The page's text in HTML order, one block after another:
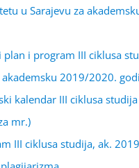
u Sarajevu za
plan i program III ciklusa
2019/2020.
kalendar III ciklusa
mr.)
III ciklusa studija, ak.